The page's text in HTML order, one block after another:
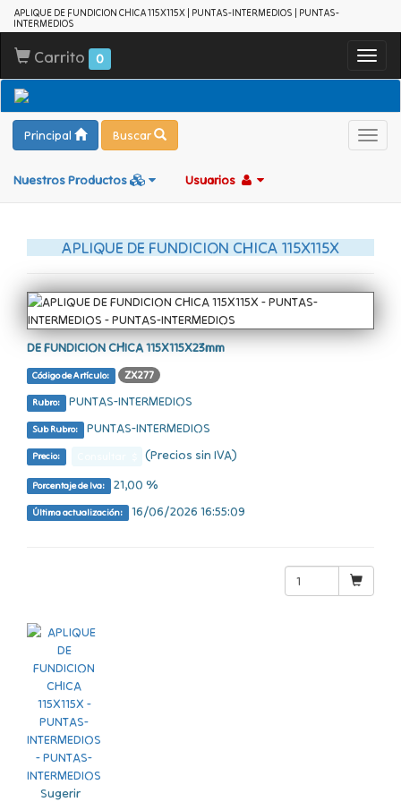
APLIQUE DE FUNDICION CHICA 115X115X | PUNTAS-INTERMEDIOS | PUNTAS-
INTERMEDIOS
Carrito 0
Principal Buscar
Nuestros Productos Usuarios
APLIQUE DE FUNDICION CHICA 115X115X
DE FUNDICION CHICA 115X115X23mm
Código de Artículo: ZX277
Rubro: PUNTAS-INTERMEDIOS
Sub Rubro: PUNTAS-INTERMEDIOS
Precio: (Precios sin IVA)
Porcentaje de Iva: 21,00 %
Última actualización: 16/06/2026 16:55:09
Sugerir